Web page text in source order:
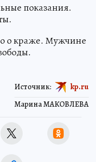
показания.
о краже. Мужчине
Марина МАКОВЛЕВА
Источник: kp.ru